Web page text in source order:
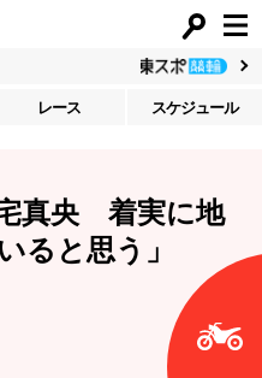
レース スケジュール
宅真央 着実に地
ると思う」